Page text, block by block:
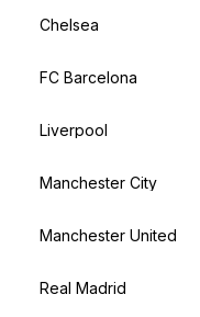
Chelsea
FC Barcelona
Liverpool
Manchester City
Manchester United
Real Madrid